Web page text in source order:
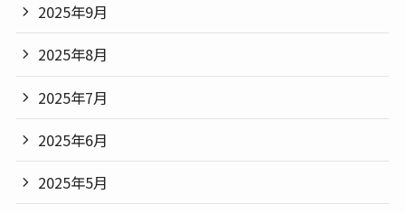
2025年9月
2025年8月
2025年7月
2025年6月
2025年5月